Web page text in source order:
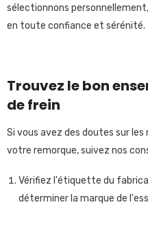
sélectionnons
en toute confiance et sérénité.
Trouvez le bon
de frein
Si vous avez des doutes sur
votre remorque, suivez nos
Vérifiez l'étiquette du
déterminer la marque de